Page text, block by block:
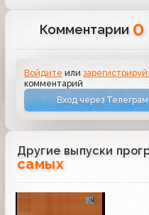
Комментарии 0
Войдите или
комментарий
Вход через Телеграм
Другие выпуски
самых